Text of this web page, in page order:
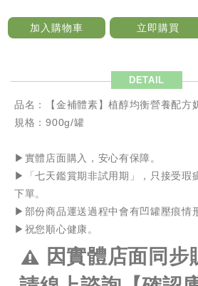
加入購物車 立即購買
DETAIL
品名：【金補體素】植醇均衡營養配方
規格：900g/罐
▶️實體店面購入，安心有保障。
▶️「七天鑑賞期非試用期」，只接受瑕
下單。
▶️部份商品運送過程中會有凹罐壓痕情
▶️祝您順心健康。
因實體店面同步